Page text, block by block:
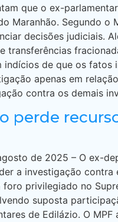
que o ex-
Maranhão. Segundo o
decisões judiciais.
transferências
indícios de que os
apenas em
contra os demais
perde
de 2025 – O ex-
a investigação
privilegiado no
suposta
de Edilázio. O